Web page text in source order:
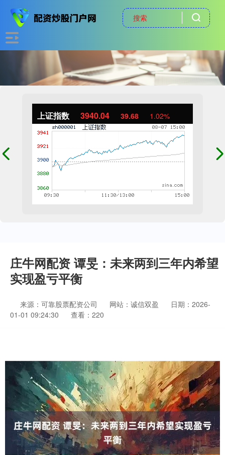
上证指数 3940.04 39.68 1.02%
庄牛网配资 谭旻：未来两到三年内希望
实现盈亏平衡
来源：可靠股票配资公司 网站：诚信双盈
日期：2026-
01-01 09:24:30
查看：220